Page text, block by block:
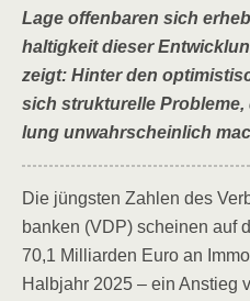
Lage offen­ba­ren sich
hal­tig­keit die­ser
zeigt: Hin­ter den
sich struk­tu­rel­le
lung unwahr­schein­lich
Die jüngs­ten Zah­len des
ban­ken (VDP) schei­nen auf
70,1 Mil­li­ar­den Euro an
Halb­jahr 2025 – ein Anstieg